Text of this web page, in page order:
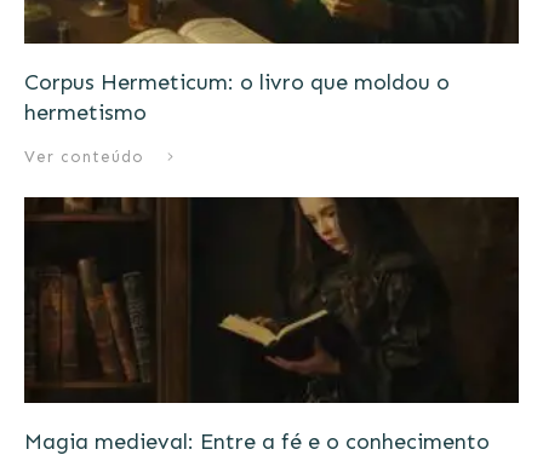
Corpus Hermeticum: o livro que moldou o
hermetismo
Ver conteúdo
Magia medieval: Entre a fé e o conhecimento